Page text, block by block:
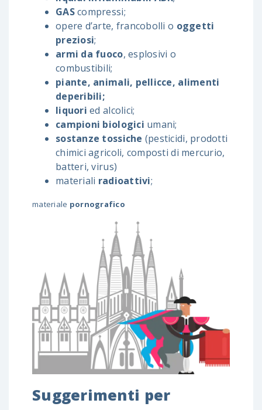
GAScompressi;
opere d’arte, francobolli o oggetti
preziosi;
armi da fuoco, esplosivi o
combustibili;
piante, animali, pellicce, alimenti
deperibili;
liquoried alcolici;
campioni biologici umani;
sostanze tossiche (pesticidi, prodotti
chimici agricoli, composti di mercurio,
batteri, virus)
materiali radioattivi;
materiale pornografico
Suggerimenti per